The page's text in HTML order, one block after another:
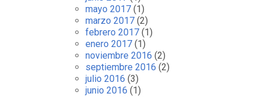
mayo 2017 (1)
marzo 2017 (2)
febrero 2017 (1)
enero 2017 (1)
noviembre 2016 (2)
septiembre 2016 (2)
julio 2016 (3)
junio 2016 (1)